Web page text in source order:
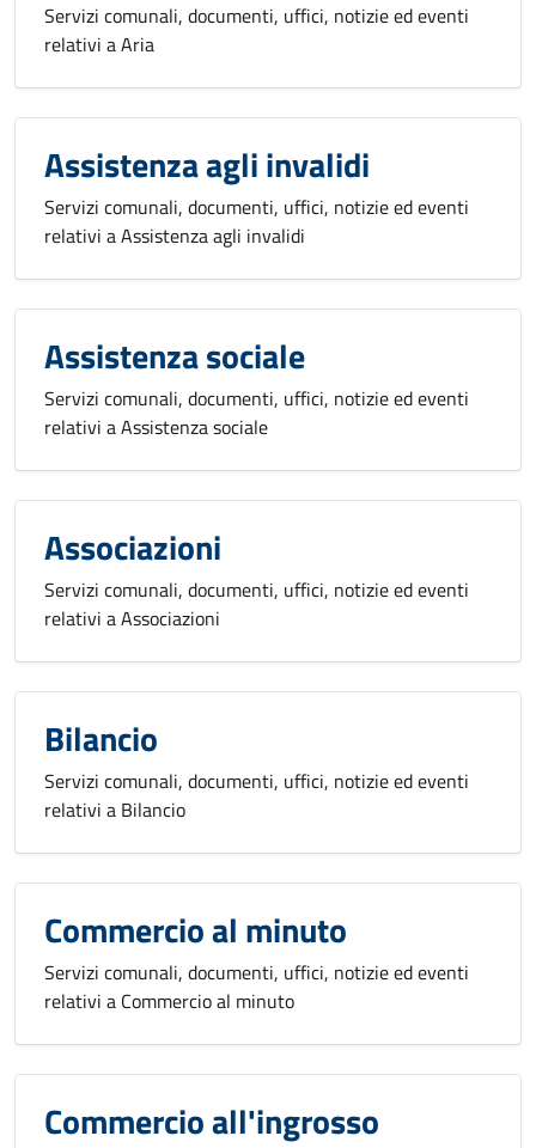
Servizi comunali, documenti, uffici, notizie ed eventi
relativi a Aria
Assistenza agli invalidi
Servizi comunali, documenti, uffici, notizie ed eventi
relativi a Assistenza agli invalidi
Assistenza sociale
Servizi comunali, documenti, uffici, notizie ed eventi
relativi a Assistenza sociale
Associazioni
Servizi comunali, documenti, uffici, notizie ed eventi
relativi a Associazioni
Bilancio
Servizi comunali, documenti, uffici, notizie ed eventi
relativi a Bilancio
Commercio al minuto
Servizi comunali, documenti, uffici, notizie ed eventi
relativi a Commercio al minuto
Commercio all'ingrosso